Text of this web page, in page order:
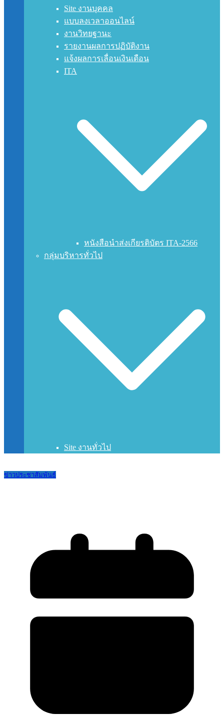
Site งานบุคคล
แบบลงเวลาออนไลน์
งานวิทยฐานะ
รายงานผลการปฏิบัติงาน
แจ้งผลการเลื่อนเงินเดือน
ITA
หนังสือนำส่งเกียรติบัตร ITA-2566
กลุ่มบริหารทั่วไป
Site งานทั่วไป
ข่าวประชาสัมพันธ์